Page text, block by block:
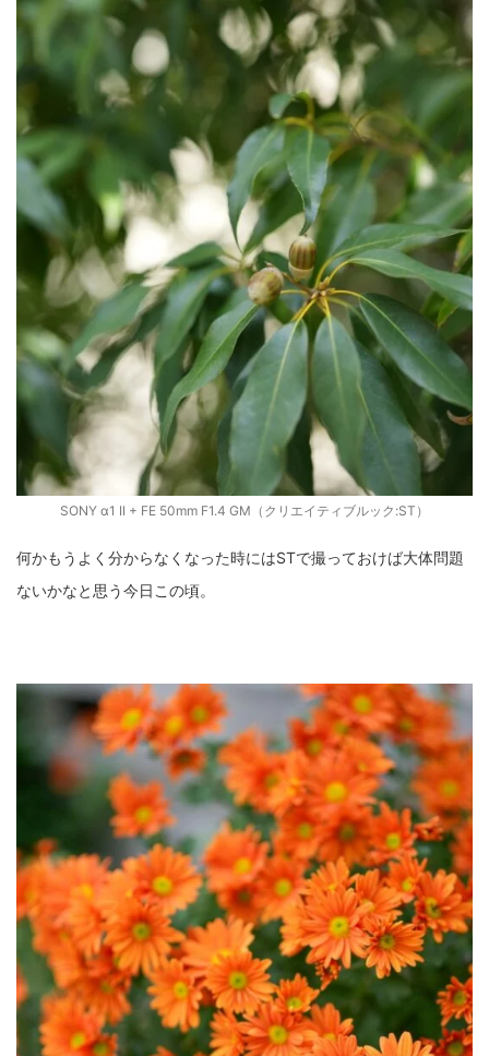
SONY α1 II + FE 50mm F1.4 GM（クリエイティブルック:ST）
何かもうよく分からなくなった時にはSTで撮っておけば大体問題
ないかなと思う今日この頃。